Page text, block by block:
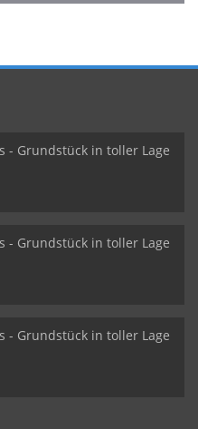
- Grundstück in toller Lage
- Grundstück in toller Lage
- Grundstück in toller Lage